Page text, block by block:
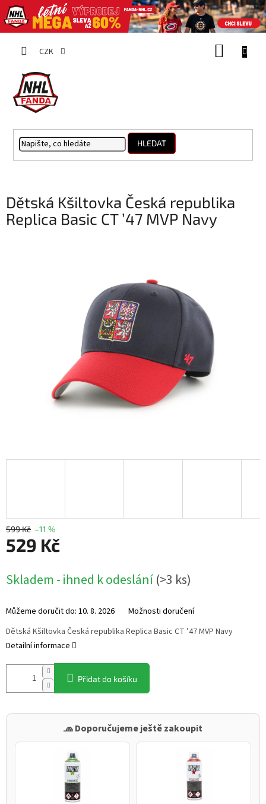
CZK
HLEDAT
Dětská Kšiltovka Česká republika
Replica Basic CT ’47 MVP Navy
599 Kč –11 %
529 Kč
cena:
Skladem - ihned k odeslání(>3 ks)
Můžeme doručit do: 10. 8. 2026 Možnosti doručení
Přidat do košíku
🧢 Doporučujeme ještě zakoupit
Dětská Kšiltovka Česká republika Replica Basic CT ’47 MVP Navy
Detailní informace